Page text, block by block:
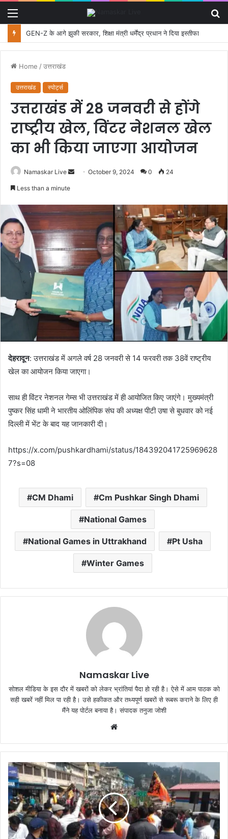
GEN-Z के आगे झुकी सरकार, शिक्षा मंत्री धर्मेंद्र प्रधान ने दिया इस्तीफा
Home /उत्तराखंड
उत्तराखंड स्पोर्ट्स
उत्तराखंड में 28 जनवरी से होंगे
राष्ट्रीय खेल, विंटर नेशनल खेल
का भी किया जाएगा आयोजन
Namaskar Live
a
n
e
a
i
October 9, 2024 0 24
Less than a minute
देहरादून: उत्तराखंड में अगले वर्ष 28 जनवरी से 14 फरवरी तक 38वें राष्ट्रीय
खेल का आयोजन किया जाएगा।
साथ ही विंटर नेशनल गेम्स भी उत्तराखंड में ही आयोजित किए जाएंगे। मुख्यमंत्री
पुष्कर सिंह धामी ने भारतीय ओलिंपिक संघ की अध्यक्ष पीटी उषा से बुधवार को नई
दिल्ली में भेंट के बाद यह जानकारी दी।
https://x.com/pushkardhami/status/184392041725969628
7?s=08
CM Dhami Cm Pushkar Singh Dhami
National Games
National Games in Uttrakhand Pt Usha
Winter Games
Namaskar Live
सोशल मीडिया के इस दौर में खबरों को लेकर भ्रांतियां पैदा हो रही है। ऐसे में आम पाठक को
सही खबरें नहीं मिल पा रही है। उसे हकीकत और तथ्यपूर्ण खबरों से रूबरू कराने के लिए ही
मैंने यह पोर्टल बनाया है। संपादक तनुजा जोशी
b
s
i
t
e